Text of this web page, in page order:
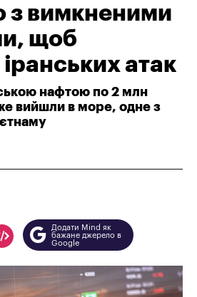
з вимкненими
щоб
атак
нафтою по 2 млн
вийшли в море, одне з
Додати Mind як
бажане джерело в
Google